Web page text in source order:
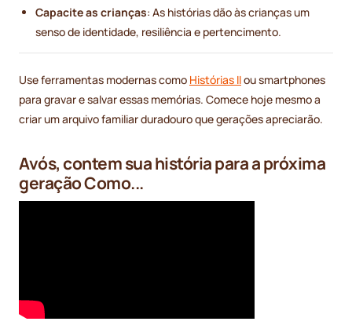
Capacite as crianças: As histórias dão às crianças um
senso de identidade, resiliência e pertencimento.
Use ferramentas modernas como Histórias IIou smartphones
para gravar e salvar essas memórias. Comece hoje mesmo a
criar um arquivo familiar duradouro que gerações apreciarão.
Avós, contem sua história para a próxima
geração Como...